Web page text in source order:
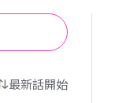
最新話開始